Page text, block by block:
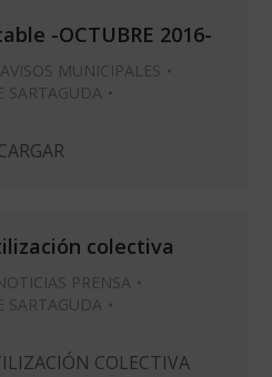
-OCTUBRE 2016-
AVISOS MUNICIPALES
SARTAGUDA
colectiva
PRENSA
SARTAGUDA
COLECTIVA